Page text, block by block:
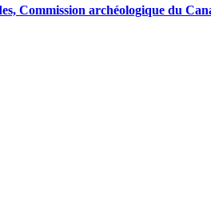
Commission archéologique du